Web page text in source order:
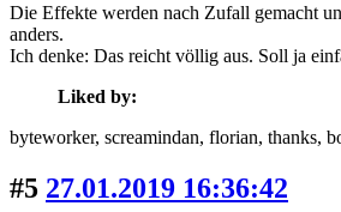
Die Effekte werden nach Zufall gemacht
anders.
Ich denke: Das reicht völlig aus. Soll ja
Liked by:
byteworker, screamindan, florian, thanks,
#5 27.01.2019 16:36:42